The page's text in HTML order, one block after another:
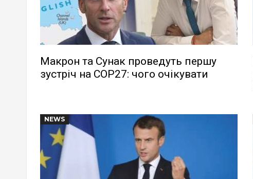
Макрон та Сунак проведуть першу
зустріч на COP27: чого очікувати
NEWS